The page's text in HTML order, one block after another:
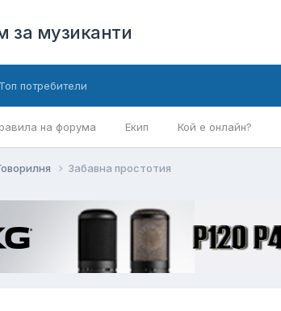
за музиканти
на форума Екип Кой е онлайн?
Топ потребители
Забавна простотия